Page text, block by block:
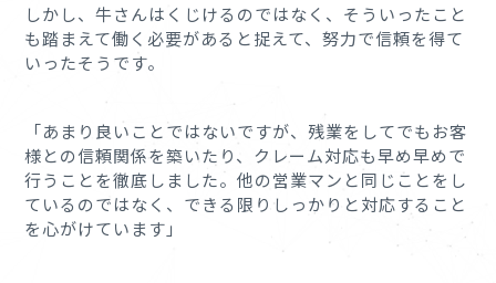
しかし、牛さんはくじけるのではなく、そういったこと
も踏まえて働く必要があると捉えて、努力で信頼を得て
いったそうです。
「あまり良いことではないですが、残業をしてでもお客
様との信頼関係を築いたり、クレーム対応も早め早めで
行うことを徹底しました。他の営業マンと同じことをし
ているのではなく、できる限りしっかりと対応すること
を心がけています」